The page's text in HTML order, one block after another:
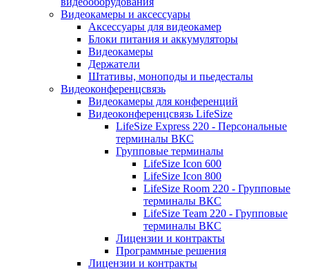
Видеокамеры и аксессуары
Аксессуары для видеокамер
Блоки питания и аккумуляторы
Видеокамеры
Держатели
Штативы, моноподы и пьедесталы
Видеоконференцсвязь
Видеокамеры для конференций
Видеоконференцсвязь LifeSize
LifeSize Express 220 - Персональные
терминалы ВКС
Групповые терминалы
LifeSize Icon 600
LifeSize Icon 800
LifeSize Room 220 - Групповые
терминалы ВКС
LifeSize Team 220 - Групповые
терминалы ВКС
Лицензии и контракты
Программные решения
Лицензии и контракты